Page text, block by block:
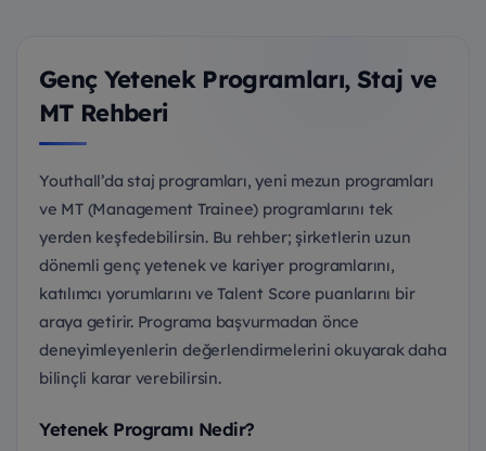
Genç Yetenek Programları, Staj ve
MT Rehberi
Youthall’da staj programları, yeni mezun programları
ve MT (Management Trainee) programlarını tek
yerden keşfedebilirsin. Bu rehber; şirketlerin uzun
dönemli genç yetenek ve kariyer programlarını,
katılımcı yorumlarını ve Talent Score puanlarını bir
araya getirir. Programa başvurmadan önce
deneyimleyenlerin değerlendirmelerini okuyarak daha
bilinçli karar verebilirsin.
Yetenek Programı Nedir?